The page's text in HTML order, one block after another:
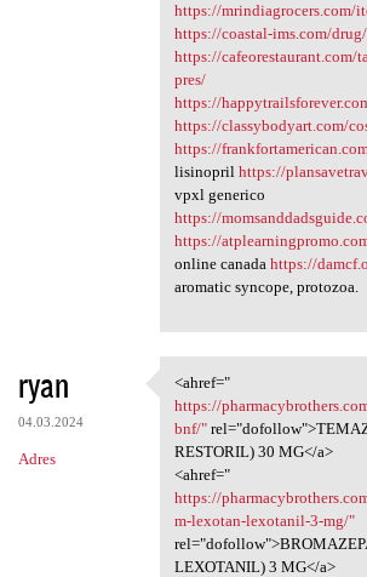
https://mrindiagrocers.com/
https://coastal-ims.com/
https://cafeorestaurant.com/
pres/
https://
https://classybodyart.com/
https://
lisinopril https://
vpxl generico
https://
https://
online canada https://
aromatic syncope, protozoa.
ryan
04.03.2024
Adres
<ahref=" https:/
<ahref="
https://
bnf/"
RESTORIL) 30 MG</a>
<ahref="
https://
m-lexotan-lexotanil-3-mg/"
LEXOTANIL) 3 MG</a>